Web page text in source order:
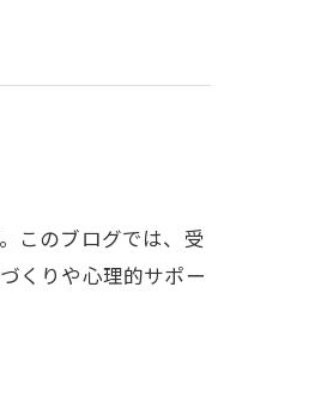
このブログでは、受
くりや心理的サポー